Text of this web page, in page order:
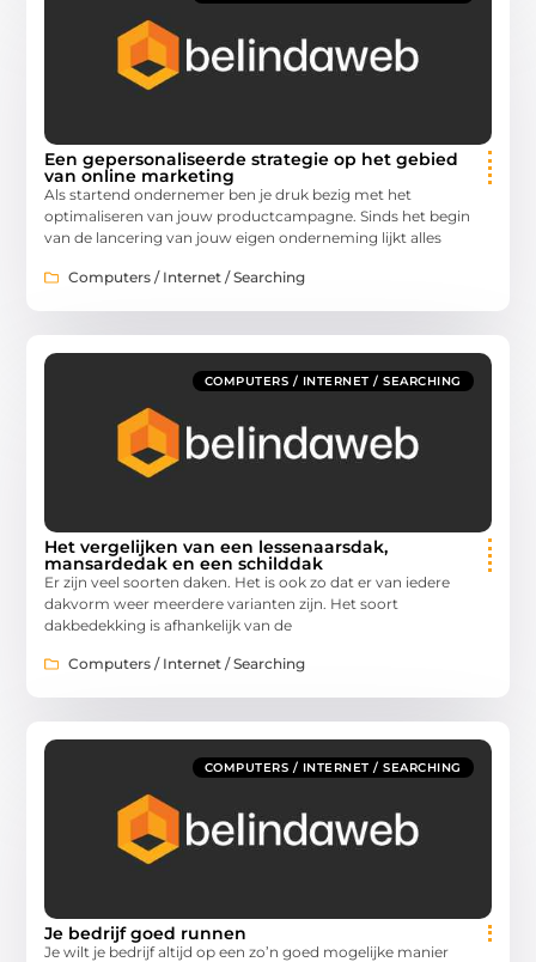
Een gepersonaliseerde strategie op het gebied
van online marketing
Als startend ondernemer ben je druk bezig met het
optimaliseren van jouw productcampagne. Sinds het begin
van de lancering van jouw eigen onderneming lijkt alles
Computers / Internet / Searching
COMPUTERS / INTERNET / SEARCHING
Het vergelijken van een lessenaarsdak,
mansardedak en een schilddak
Er zijn veel soorten daken. Het is ook zo dat er van iedere
dakvorm weer meerdere varianten zijn. Het soort
dakbedekking is afhankelijk van de
Computers / Internet / Searching
COMPUTERS / INTERNET / SEARCHING
Je bedrijf goed runnen
Je wilt je bedrijf altijd op een zo’n goed mogelijke manier